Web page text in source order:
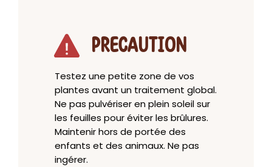
PRECAUTION
Testez une petite zone de vos
plantes avant un traitement global.
Ne pas pulvériser en plein soleil sur
les feuilles pour éviter les brûlures.
Maintenir hors de portée des
enfants et des animaux. Ne pas
ingérer.